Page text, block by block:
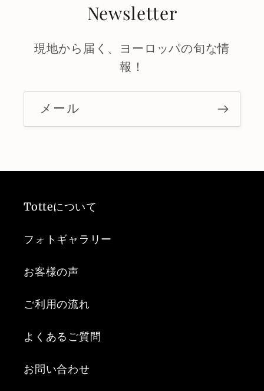
Newsletter
現地から届く、ヨーロッパの旬な情
報！
メール
Totteについて
フォトギャラリー
お客様の声
ご利用の流れ
よくあるご質問
お問い合わせ